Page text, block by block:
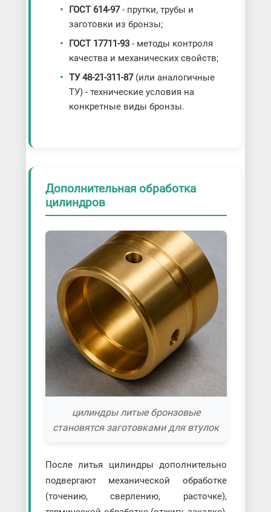
ГОСТ 614-97- прутки, трубы и
заготовки из бронзы;
ГОСТ 17711-93- методы контроля
качества и механических свойств;
ТУ 48-21-311-87(или аналогичные
ТУ) - технические условия на
конкретные виды бронзы.
Дополнительная обработка
цилиндров
цилиндры литые бронзовые
становятся заготовками для втулок
После литья цилиндры дополнительно
подвергают механической обработке
(точению, сверлению, расточке),